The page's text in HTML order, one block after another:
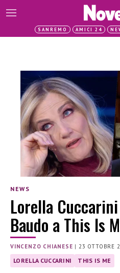
SANREMO AMICI 24
NEWS
Lorella
Baudo a This Is
VINCENZO CHIANESE |23 OTTOBRE
LORELLA CUCCARINI THIS IS ME